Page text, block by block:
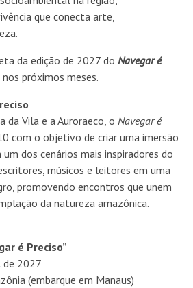
que conecta arte,
da edição de 2027 do Navegar é
próximos meses.
da Vila e a Auroraeco, o Navegar é
com o objetivo de criar uma imersão
dos cenários mais inspiradores do
músicos e leitores em uma
promovendo encontros que unem
da natureza amazônica.
é Preciso”
de 2027
(embarque em Manaus)